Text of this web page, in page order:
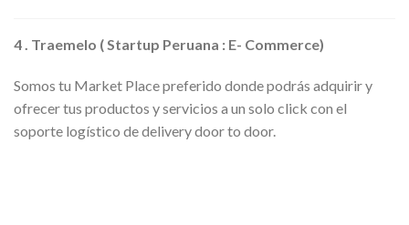
4 . Traemelo ( Startup Peruana : E- Commerce)
Somos tu Market Place preferido donde podrás adquirir y
ofrecer tus productos y servicios a un solo click con el
soporte logístico de delivery door to door.